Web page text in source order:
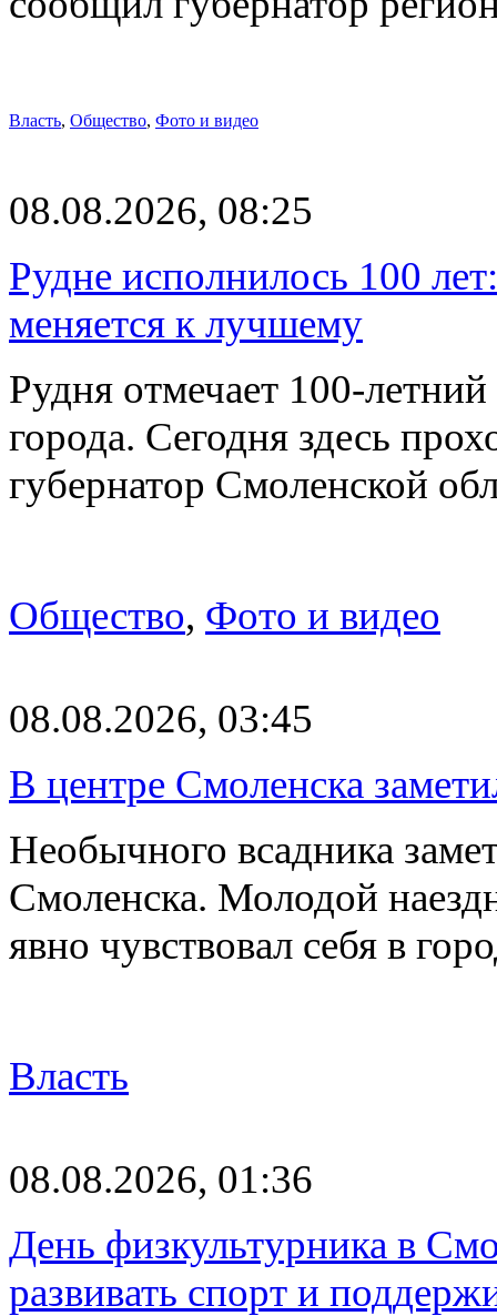
Власть, Общество, Фото и видео
08.08.2026, 08:25
Рудне исполнилось 100
меняется к лучшему
Рудня отмечает 100-
города. Сегодня здесь
губернатор Смоленской
Общество, Фото и видео
08.08.2026, 03:45
В центре Смоленска
Необычного всадника
Смоленска. Молодой
явно чувствовал себя в
Власть
08.08.2026, 01:36
День физкультурника в
развивать спорт и